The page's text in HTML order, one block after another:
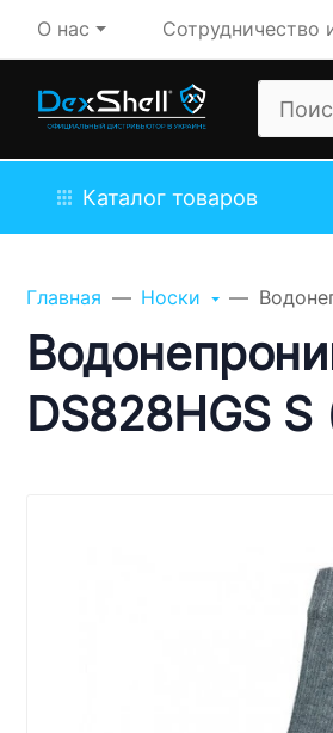
О нас Сотрудничество
Каталог товаров
Главная Носки
DS828HGS
мы обязательно
ответим!
Имя